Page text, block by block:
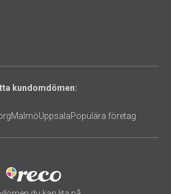
kundomdömen:
MalmöUppsalaPopulära företag